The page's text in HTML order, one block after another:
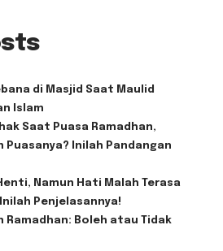
di Masjid Saat Maulid
Islam
Saat Puasa Ramadhan,
Puasanya? Inilah Pandangan
Namun Hati Malah Terasa
Penjelasannya!
Ramadhan: Boleh atau Tidak